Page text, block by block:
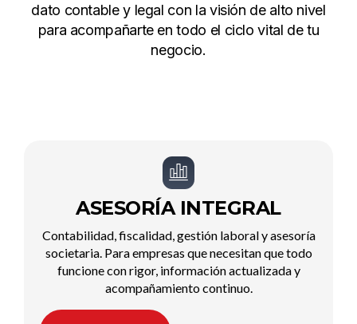
dato contable y legal con la visión de alto nivel
para acompañarte en todo el ciclo vital de tu
negocio.
ASESORÍA INTEGRAL
Contabilidad, fiscalidad, gestión laboral y asesoría
societaria. Para empresas que necesitan que todo
funcione con rigor, información actualizada y
acompañamiento continuo.